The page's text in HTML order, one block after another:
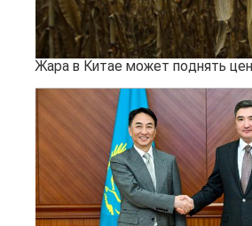
Жара в Китае может поднять